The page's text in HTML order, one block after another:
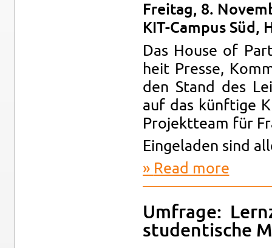
Fre­itag, 8.
KIT-Cam­pus Süd,
Das House of
heit Presse,
den Stand des
auf das künftige
Pro­jek­t­team für
Ein­ge­laden sind
Read more
Um­frage:
stu­den­tis­che